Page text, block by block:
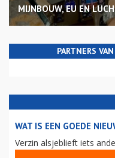
MIJNBOUW, EU EN
PARTNERS
WAT IS EEN GOEDE
Verzin alsjeblieft iets